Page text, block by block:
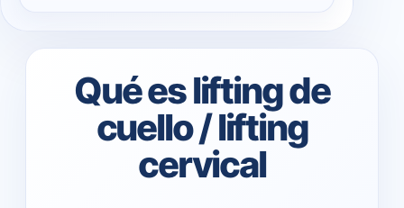
Qué es lifting de
cuello / lifting
cervical